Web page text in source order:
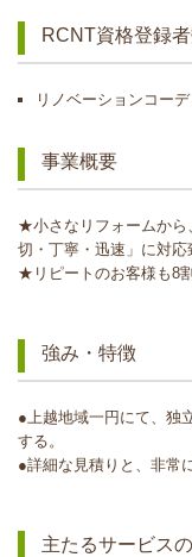
RCNT資格登録
リノベーションコー
事業概要
★小さなリフォームから
切・丁寧・迅速」に対応
★リピートのお客様も8
強み・特徴
●上越地域一円にて、独
する。
●詳細な見積りと、非常
主たるサービス